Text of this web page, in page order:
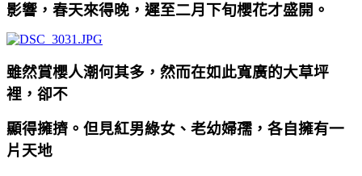
影響，春天來得晚，遲至二月下旬櫻花才盛開。
雖然賞櫻人潮何其多，然而在如此寬廣的大草坪
裡，卻不
顯得擁擠。但見紅男綠女、老幼婦孺，各自擁有一
片天地